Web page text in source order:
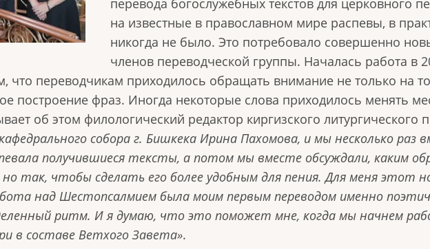
перевода богослужебных текстов для церковного
на известные в православном мире распевы, в
никогда не было. Это потребовало совершенно
членов переводческой группы. Началась работа в
что переводчикам приходилось обращать внимание не только на
построение фраз. Иногда некоторые слова приходилось менять
об этом филологический редактор киргизского литургического
собора г. Бишкека Ирина Пахомова, и мы несколько раз
получившиеся тексты, а потом мы вместе обсуждали, каким
так, чтобы сделать его более удобным для пения. Для меня этот
над Шестопсалмием была моим первым переводом именно
ритм. И я думаю, что это поможет мне, когда мы начнем
в составе Ветхого Завета».